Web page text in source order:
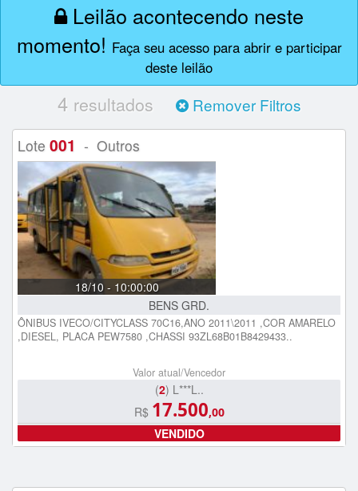
Leilão acontecendo neste
momento! Faça seu acesso para abrir e participar
deste leilão
4 resultados Remover Filtros
Lote 001 - Outros
18/10 - 10:00:00
BENS GRD.
ÔNIBUS IVECO/CITYCLASS 70C16,ANO 2011\2011 ,COR AMARELO
,DIESEL, PLACA PEW7580 ,CHASSI 93ZL68B01B8429433..
Valor atual/Vencedor
(2) L***L..
R$ 17.500,00
VENDIDO